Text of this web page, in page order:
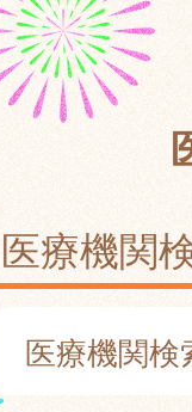
医療機関
医療機関検